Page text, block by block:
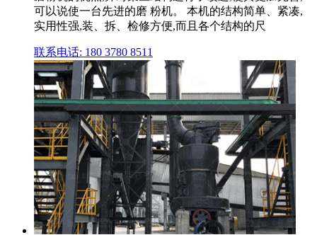
可以说使一台先进的磨 粉机。 本机的结构简单、紧凑,
实用性强,装、拆、检修方便,而且各个结构的尺
联系电话: 180 3780 8511